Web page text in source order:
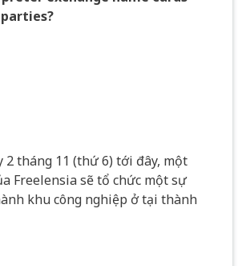
2 tháng 11 (thứ 6) tới đây, một
Freelensia sẽ tổ chức một sự
khu công nghiệp ở tại thành